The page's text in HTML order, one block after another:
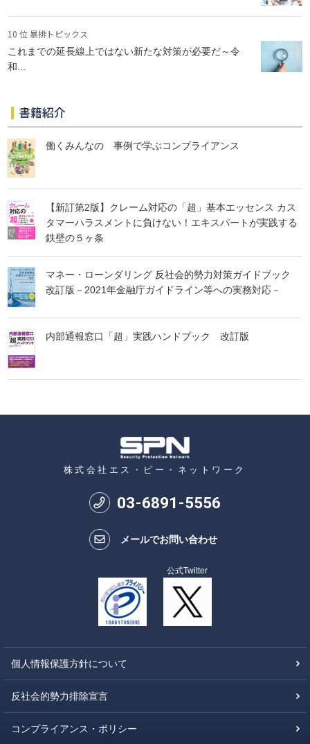
10 位 暴排トピックス
これまでの延長線上ではない新たな対策が必要だ～令
和...
書籍紹介
働くみんなの 事例で学ぶコンプライアンス
【新訂第2版】クレーム対応の「超」基本エッセンス カス
タマーハラスメントに負けない！エキスパートが実践する
鉄壁の５ヶ条
マネー・ローンダリング 反社会的勢力対策ガイドブック
改訂版－2021年金融庁ガイドライン等への実務対応－
内部通報窓口「超」実践ハンドブック 改訂版
株式会社エス・ピー・ネットワーク
03-6891-5556
メールでお問い合わせ
公式Twitter
個人情報保護方針について
反社会的勢力排除宣言
コンプライアンス・ポリシー